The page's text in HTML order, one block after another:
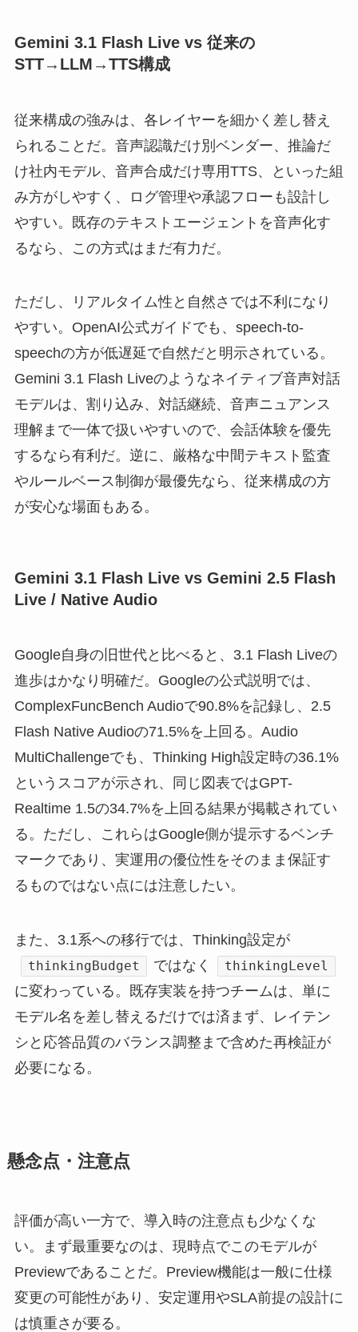
Gemini 3.1 Flash Live vs 従来の
STT→LLM→TTS構成
従来構成の強みは、各レイヤーを細かく差し替え
られることだ。音声認識だけ別ベンダー、推論だ
け社内モデル、音声合成だけ専用TTS、といった組
み方がしやすく、ログ管理や承認フローも設計し
やすい。既存のテキストエージェントを音声化す
るなら、この方式はまだ有力だ。
ただし、リアルタイム性と自然さでは不利になり
やすい。OpenAI公式ガイドでも、speech-to-
speechの方が低遅延で自然だと明示されている。
Gemini 3.1 Flash Liveのようなネイティブ音声対話
モデルは、割り込み、対話継続、音声ニュアンス
理解まで一体で扱いやすいので、会話体験を優先
するなら有利だ。逆に、厳格な中間テキスト監査
やルールベース制御が最優先なら、従来構成の方
が安心な場面もある。
Gemini 3.1 Flash Live vs Gemini 2.5 Flash
Live / Native Audio
Google自身の旧世代と比べると、3.1 Flash Liveの
進歩はかなり明確だ。Googleの公式説明では、
ComplexFuncBench Audioで90.8%を記録し、2.5
Flash Native Audioの71.5%を上回る。Audio
MultiChallengeでも、Thinking High設定時の36.1%
というスコアが示され、同じ図表ではGPT-
Realtime 1.5の34.7%を上回る結果が掲載されてい
る。ただし、これらはGoogle側が提示するベンチ
マークであり、実運用の優位性をそのまま保証す
るものではない点には注意したい。
また、3.1系への移行では、Thinking設定が
thinkingBudget ではなく thinkingLevel
に変わっている。既存実装を持つチームは、単に
モデル名を差し替えるだけでは済まず、レイテン
シと応答品質のバランス調整まで含めた再検証が
必要になる。
懸念点・注意点
評価が高い一方で、導入時の注意点も少なくな
い。まず最重要なのは、現時点でこのモデルが
Previewであることだ。Preview機能は一般に仕様
変更の可能性があり、安定運用やSLA前提の設計に
は慎重さが要る。